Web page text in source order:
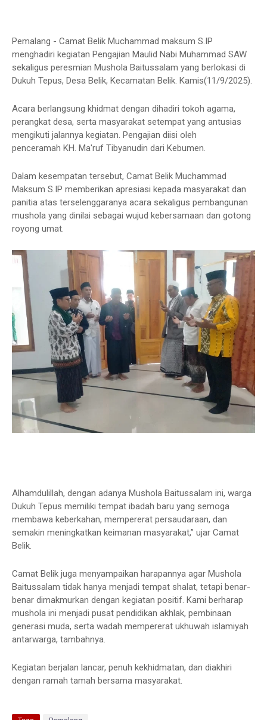
Pemalang - Camat Belik Muchammad maksum S.IP
menghadiri kegiatan Pengajian Maulid Nabi Muhammad SAW
sekaligus peresmian Mushola Baitussalam yang berlokasi di
Dukuh Tepus, Desa Belik, Kecamatan Belik. Kamis(11/9/2025).
Acara berlangsung khidmat dengan dihadiri tokoh agama,
perangkat desa, serta masyarakat setempat yang antusias
mengikuti jalannya kegiatan. Pengajian diisi oleh
penceramah KH. Ma'ruf Tibyanudin dari Kebumen.
Dalam kesempatan tersebut, Camat Belik Muchammad
Maksum S.IP memberikan apresiasi kepada masyarakat dan
panitia atas terselenggaranya acara sekaligus pembangunan
mushola yang dinilai sebagai wujud kebersamaan dan gotong
royong umat.
Alhamdulillah, dengan adanya Mushola Baitussalam ini, warga
Dukuh Tepus memiliki tempat ibadah baru yang semoga
membawa keberkahan, mempererat persaudaraan, dan
semakin meningkatkan keimanan masyarakat,” ujar Camat
Belik.
Camat Belik juga menyampaikan harapannya agar Mushola
Baitussalam tidak hanya menjadi tempat shalat, tetapi benar-
benar dimakmurkan dengan kegiatan positif. Kami berharap
mushola ini menjadi pusat pendidikan akhlak, pembinaan
generasi muda, serta wadah mempererat ukhuwah islamiyah
antarwarga, tambahnya.
Kegiatan berjalan lancar, penuh kekhidmatan, dan diakhiri
dengan ramah tamah bersama masyarakat.